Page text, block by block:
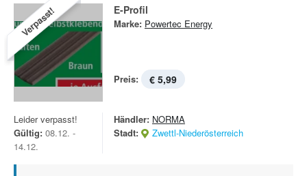
Verpasst! E-Profil
Marke: Powertec Energy
Preis: € 5,99
Leider verpasst!
Gültig: 08.12. -
14.12.
Händler: NORMA
Stadt:
Zwettl-Niederösterreich